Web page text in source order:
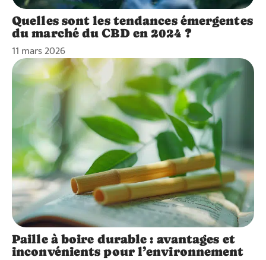
Quelles sont les tendances émergentes
du marché du CBD en 2024 ?
11 mars 2026
Paille à boire durable : avantages et
inconvénients pour l’environnement